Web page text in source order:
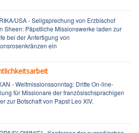
USA - Seligsprechung von Erzbischof
Sheen: Päpstliche Missionswerke laden zur
bei der Anfertigung von
ein
- Weltmissionssonntag: Dritte On-line-
für Missionare der französischsprachigen
zur Botschaft von Papst Leo XIV.